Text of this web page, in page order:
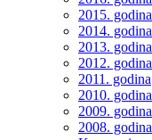
2015. godina
2014. godina
2013. godina
2012. godina
2011. godina
2010. godina
2009. godina
2008. godina